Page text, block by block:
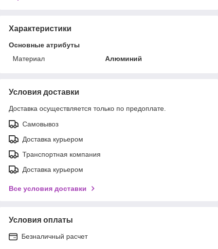
Характеристики
Основные атрибуты
Материал
Алюминий
Условия доставки
Доставка осуществляется только по предоплате.
Самовывоз
Доставка курьером
Транспортная компания
Доставка курьером
Все условия доставки
Условия оплаты
Безналичный расчет